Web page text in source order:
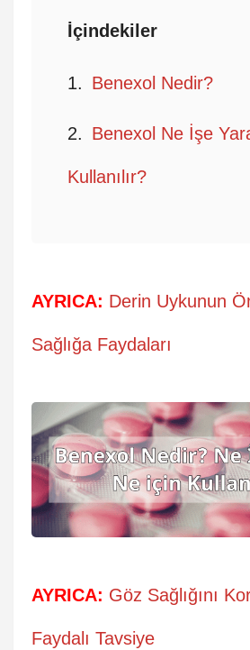
İçindekiler
Benexol Nedir?
Benexol Ne İşe
Kullanılır?
AYRICA: Derin Uykunun
Sağlığa Faydaları
AYRICA: Göz Sağlığını
Faydalı Tavsiye